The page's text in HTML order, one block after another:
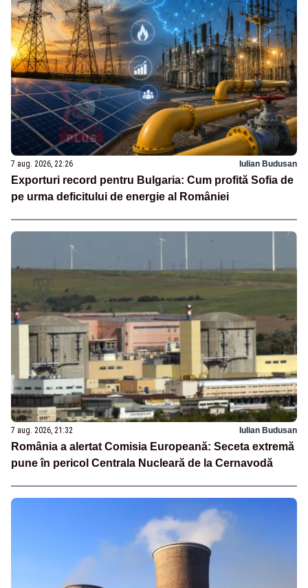
7 aug. 2026, 22:26 Iulian Budusan
Exporturi record pentru Bulgaria: Cum profită Sofia de
pe urma deficitului de energie al României
7 aug. 2026, 21:32 Iulian Budusan
România a alertat Comisia Europeană: Seceta extremă
pune în pericol Centrala Nucleară de la Cernavodă